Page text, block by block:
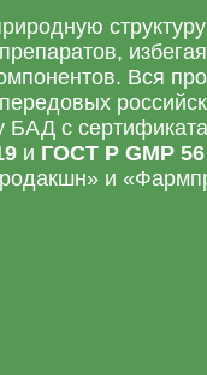
избегая
Вся
БАД с
и ГОСТ Р GMP 56
и